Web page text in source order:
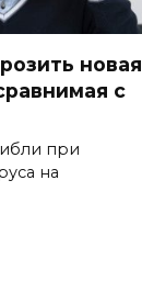
новая
с
при
на